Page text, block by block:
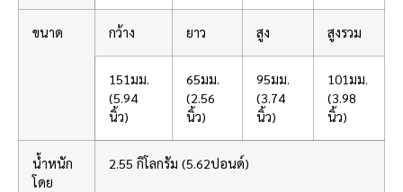
ขนาด กว้าง ยาว สูง สูงรวม
151มม.
(5.94
นิ้ว)
65มม.
(2.56
นิ้ว)
95มม.
(3.74
นิ้ว)
101มม.
(3.98
นิ้ว)
น้ำหนัก
โดย
2.55 กิโลกรัม (5.62ปอนด์)